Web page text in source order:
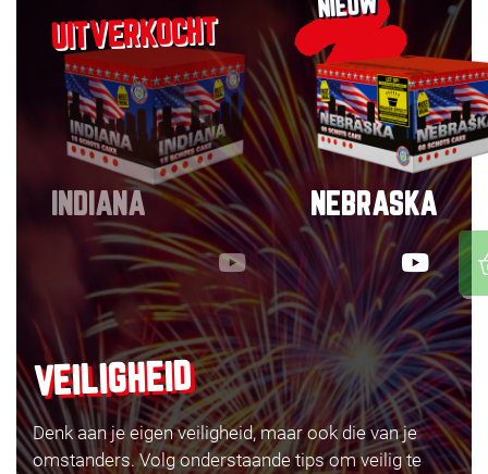
INDIANA
NIEUW
NEBRASKA
VEILIGHEID
Denk aan je eigen veiligheid, maar ook die van je
omstanders. Volg onderstaande tips om veilig te